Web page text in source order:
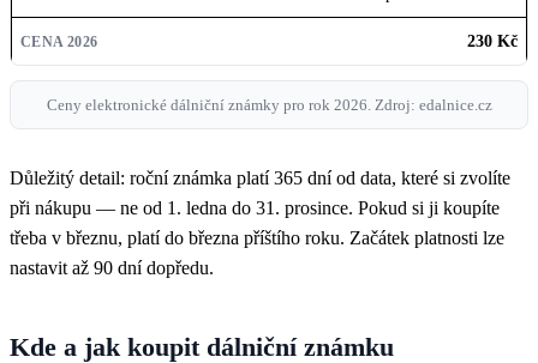
230 Kč
Ceny elektronické dálniční známky pro rok 2026. Zdroj: edalnice.cz
Důležitý detail: roční známka platí 365 dní od data, které si zvolíte
při nákupu — ne od 1. ledna do 31. prosince. Pokud si ji koupíte
třeba v březnu, platí do března příštího roku. Začátek platnosti lze
nastavit až 90 dní dopředu.
Kde a jak koupit dálniční známku